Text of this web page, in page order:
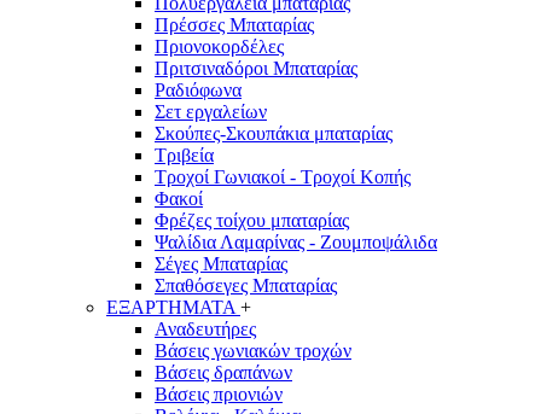
Πρέσσες Μπαταρίας
Πριονοκορδέλες
Πριτσιναδόροι Μπαταρίας
Ραδιόφωνα
Σετ εργαλείων
Σκούπες-Σκουπάκια μπαταρίας
Τριβεία
Τροχοί Γωνιακοί - Τροχοί Κοπής
Φακοί
Φρέζες τοίχου μπαταρίας
Ψαλίδια Λαμαρίνας - Ζουμποψάλιδα
Σέγες Μπαταρίας
Σπαθόσεγες Μπαταρίας
ΕΞΑΡΤΗΜΑΤΑ +
Αναδευτήρες
Βάσεις γωνιακών τροχών
Βάσεις δραπάνων
Βάσεις πριονιών